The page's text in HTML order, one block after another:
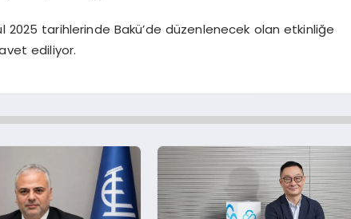
2025 tarihlerinde Bakü’de düzenlenecek olan etkinliğe
ediliyor.